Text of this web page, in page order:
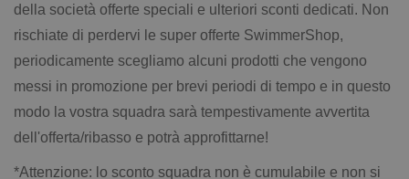
della società offerte speciali e ulteriori sconti dedicati. Non
rischiate di perdervi le super offerte SwimmerShop,
periodicamente scegliamo alcuni prodotti che vengono
messi in promozione per brevi periodi di tempo e in questo
modo la vostra squadra sarà tempestivamente avvertita
dell'offerta/ribasso e potrà approfittarne!
*Attenzione: lo sconto squadra non è cumulabile e non si